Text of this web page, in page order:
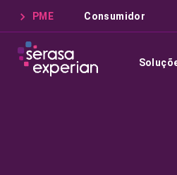
PME Consumidor